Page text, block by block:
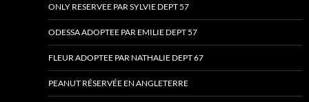
ONLY RESERVEE PAR SYLVIE DEPT 57
ODESSA ADOPTEE PAR EMILIE DEPT 57
FLEUR ADOPTEE PAR NATHALIE DEPT 67
PEANUT RÉSERVÉE EN ANGLETERRE